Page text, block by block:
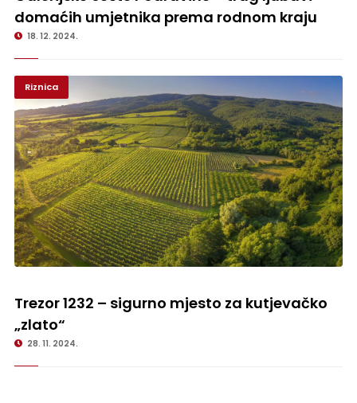
domaćih umjetnika prema rodnom kraju
18. 12. 2024.
Riznica
Trezor 1232 – sigurno mjesto za kutjevačko „zlato“
Trezor 1232 – sigurno mjesto za kutjevačko
„zlato“
28. 11. 2024.